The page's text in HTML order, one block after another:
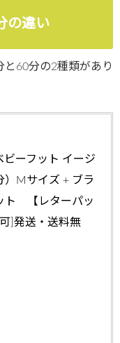
の違い
60分の2種類があり
ーフット イージ
）Mサイズ + ブラ
ト 【レターパッ
]発送・送料無